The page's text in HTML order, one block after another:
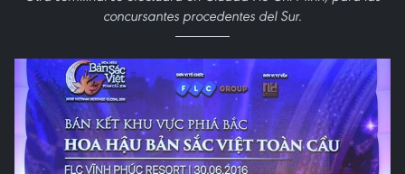
concursantes procedentes del Sur.